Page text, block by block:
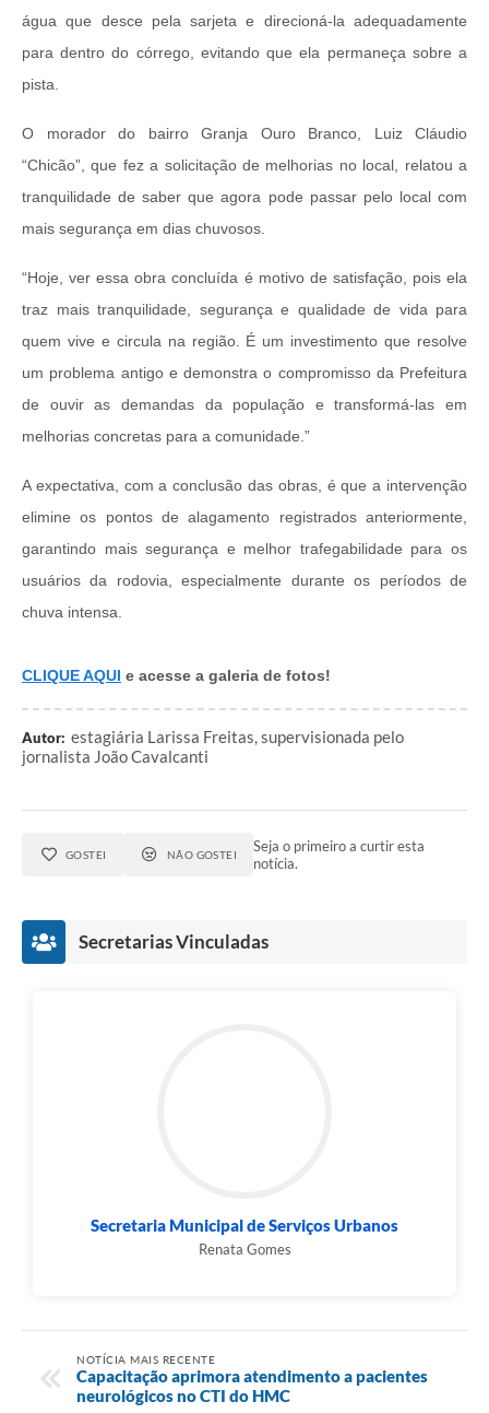
água que desce pela sarjeta e direcioná-la adequadamente
para dentro do córrego, evitando que ela permaneça sobre a
pista.
O morador do bairro Granja Ouro Branco, Luiz Cláudio
“Chicão”, que fez a solicitação de melhorias no local, relatou a
tranquilidade de saber que agora pode passar pelo local com
mais segurança em dias chuvosos.
“Hoje, ver essa obra concluída é motivo de satisfação, pois ela
traz mais tranquilidade, segurança e qualidade de vida para
quem vive e circula na região. É um investimento que resolve
um problema antigo e demonstra o compromisso da Prefeitura
de ouvir as demandas da população e transformá-las em
melhorias concretas para a comunidade.”
A expectativa, com a conclusão das obras, é que a intervenção
elimine os pontos de alagamento registrados anteriormente,
garantindo mais segurança e melhor trafegabilidade para os
usuários da rodovia, especialmente durante os períodos de
chuva intensa.
CLIQUE AQUI e acesse a galeria de fotos!
Autor: estagiária Larissa Freitas, supervisionada pelo
jornalista João Cavalcanti
GOSTEI NÃO GOSTEI
Seja o primeiro a curtir esta
notícia.
Secretarias Vinculadas
Secretaria Municipal de Serviços Urbanos
Renata Gomes
NOTÍCIA MAIS RECENTE
Capacitação aprimora atendimento a pacientes
neurológicos no CTI do HMC